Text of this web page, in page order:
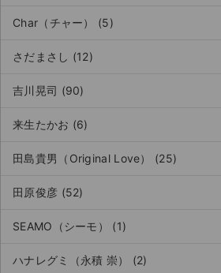
AIに質問する
よくある質問
お知らせ
Char（チャー） (5)
さだまさし (12)
吉川晃司 (90)
来生たかお (6)
田島貴男（Original Love） (25)
田原俊彦 (52)
SEAMO（シーモ） (1)
ハナレグミ（永積 崇） (2)